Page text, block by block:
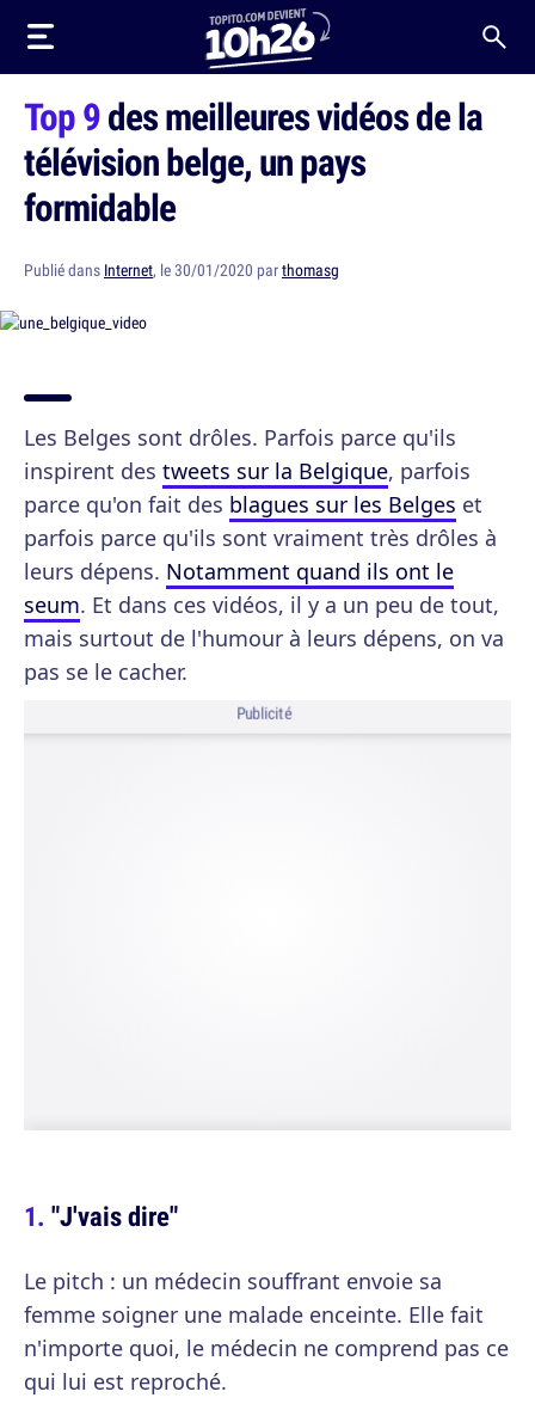
Top 9des meilleures vidéos de la
télévision belge, un pays
formidable
Publié dans Internet, le 30/01/2020 parthomasg
Les Belges sont drôles. Parfois parce qu'ils
inspirent des tweets sur la Belgique, parfois
parce qu'on fait des blagues sur les Belges et
parfois parce qu'ils sont vraiment très drôles à
leurs dépens. Notamment quand ils ont le
seum. Et dans ces vidéos, il y a un peu de tout,
mais surtout de l'humour à leurs dépens, on va
pas se le cacher.
Publicité
"J'vais dire"
Le pitch : un médecin souffrant envoie sa
femme soigner une malade enceinte. Elle fait
n'importe quoi, le médecin ne comprend pas ce
qui lui est reproché.